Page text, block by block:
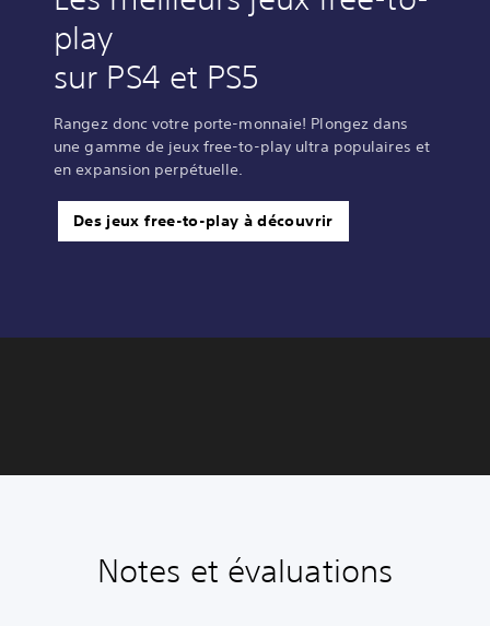
play
sur PS4 et PS5
Rangez donc votre porte-monnaie! Plongez dans
une gamme de jeux free-to-play ultra populaires et
en expansion perpétuelle.
Des jeux free-to-play à découvrir
Notes et évaluations